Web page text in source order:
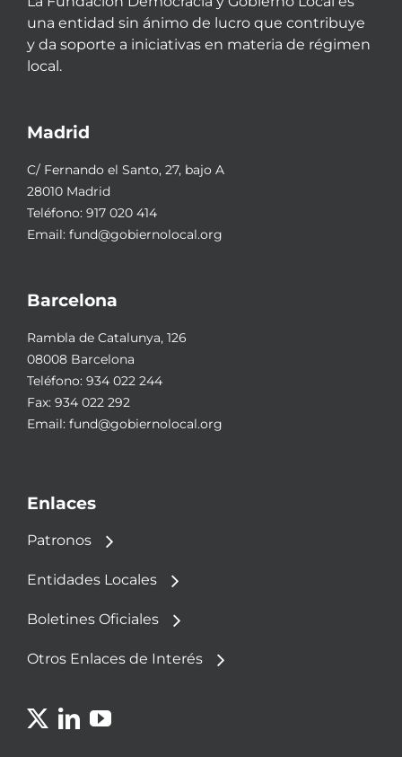
una entidad sin ánimo de lucro que contribuye
y da soporte a iniciativas en materia de régimen
local.
Madrid
C/ Fernando el Santo, 27, bajo A
28010 Madrid
Teléfono: 917 020 414
Email: fund@gobiernolocal.org
Barcelona
Rambla de Catalunya, 126
08008 Barcelona
Teléfono: 934 022 244
Fax: 934 022 292
Email: fund@gobiernolocal.org
Enlaces
Patronos
Entidades Locales
Boletines Oficiales
Otros Enlaces de Interés